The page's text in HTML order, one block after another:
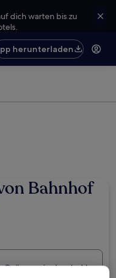
dich warten bis zu
herunterladen
Bahnhof